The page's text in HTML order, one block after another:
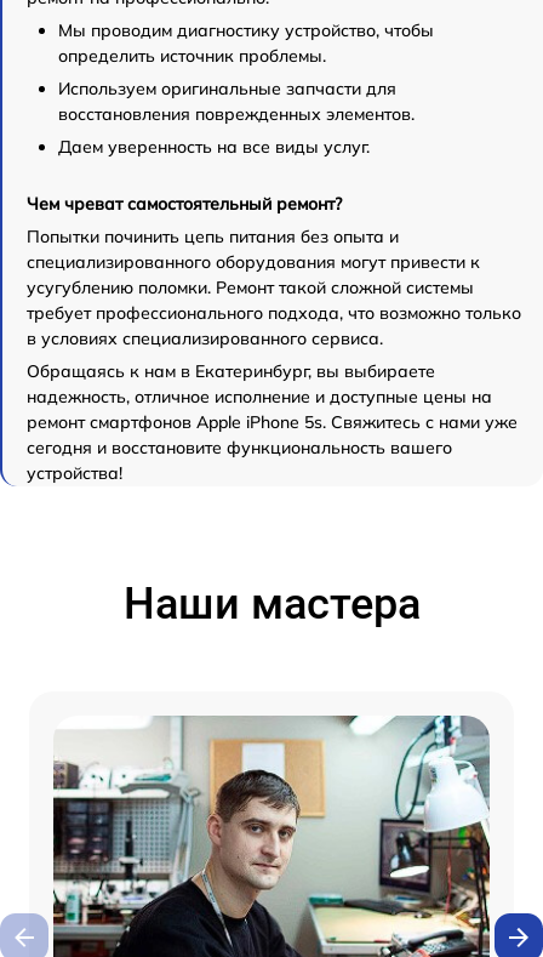
Мы проводим диагностику устройство, чтобы
определить источник проблемы.
Используем оригинальные запчасти для
восстановления поврежденных элементов.
Даем уверенность на все виды услуг.
Чем чреват самостоятельный ремонт?
Попытки починить цепь питания без опыта и
специализированного оборудования могут привести к
усугублению поломки. Ремонт такой сложной системы
требует профессионального подхода, что возможно только
в условиях специализированного сервиса.
Обращаясь к нам в Екатеринбург, вы выбираете
надежность, отличное исполнение и доступные цены на
ремонт смартфонов Apple iPhone 5s. Свяжитесь с нами уже
сегодня и восстановите функциональность вашего
устройства!
Наши мастера